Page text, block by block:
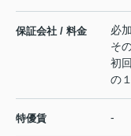
保証会社 / 料金
必
そ
初
の
特優賃 -